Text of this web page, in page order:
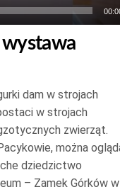
wystawa
dam w strojach
w strojach
zwierząt.
można
dziedzictwo
– Zamek Górków w